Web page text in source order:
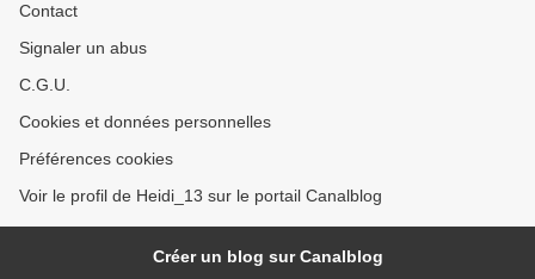
Contact
Signaler un abus
C.G.U.
Cookies et données personnelles
Préférences cookies
Voir le profil de Heidi_13 sur le portail Canalblog
Créer un blog sur Canalblog